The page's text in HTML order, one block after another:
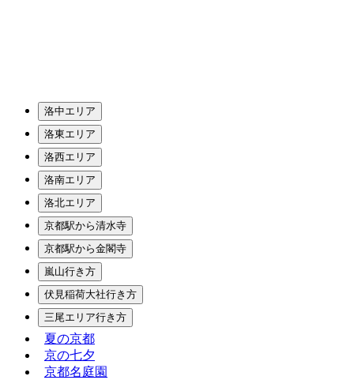
洛中エリア
洛東エリア
洛西エリア
洛南エリア
洛北エリア
京都駅から清水寺
京都駅から金閣寺
嵐山行き方
伏見稲荷大社行き方
三尾エリア行き方
夏の京都
京の七夕
京都名庭園